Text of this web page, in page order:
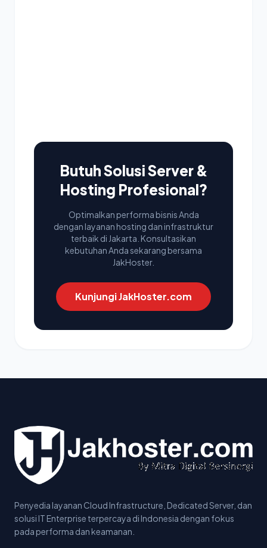
Butuh Solusi Server &
Hosting Profesional?
Optimalkan performa bisnis Anda
dengan layanan hosting dan infrastruktur
terbaik di Jakarta. Konsultasikan
kebutuhan Anda sekarang bersama
JakHoster.
Kunjungi JakHoster.com
Penyedia layanan Cloud Infrastructure, Dedicated Server, dan
solusi IT Enterprise terpercaya di Indonesia dengan fokus
pada performa dan keamanan.